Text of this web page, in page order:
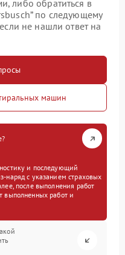
либо обратиться в
по следующему
если не нашли ответ на
машин
и последующий
наряд с указанием страховых
после выполнения работ
выполненных работ и